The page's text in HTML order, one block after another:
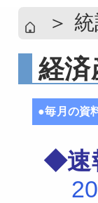
＞
経済
●毎月の資
◆速